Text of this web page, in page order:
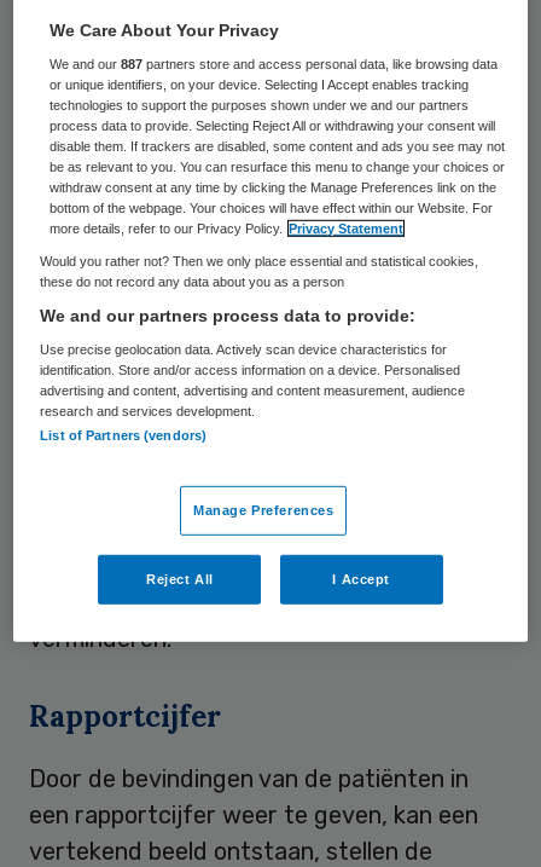
Verschillen
De onderzoekers wijzen er op dat de
beoordelingscriteria voor verschillende
patiëntengroepen een verschillend belang
hebben. Borstkankerpatiënten bijvoorbeeld
vinden vooral snelle hulp erg belangrijk. Bij
kanker moet immers snel worden
ingegrepen. Diabetespatiënten zijn
daarentegen vooral geïnteresseerd in een
goede regulatie van hun bloedsuikerspiegel.
begeleiding en informatie. Patiënten die een
heup- of knieoperatie krijgen, willen vooral
informatie over mogelijke risico’s en
complicaties. En hoe ze deze kunnen
verminderen.
Rapportcijfer
Door de bevindingen van de patiënten in
een rapportcijfer weer te geven, kan een
vertekend beeld ontstaan, stellen de
We Care About Your Privacy
We and our887 partners store and access personal data, like browsing data
or unique identifiers, on your device. Selecting I Accept enables tracking
technologies to support the purposes shown under we and our partners
process data to provide. Selecting Reject All or withdrawing your consent will
disable them. If trackers are disabled, some content and ads you see may not
be as relevant to you. You can resurface this menu to change your choices or
withdraw consent at any time by clicking the Manage Preferences link on the
bottom of the webpage. Your choices will have effect within our Website. For
more details, refer to our Privacy Policy.
Privacy Statement
Would you rather not? Then we only place essential and statistical cookies,
these do not record any data about you as a person
We and our partners process data to provide:
Use precise geolocation data. Actively scan device characteristics for
identification. Store and/or access information on a device. Personalised
advertising and content, advertising and content measurement, audience
research and services development.
List of Partners (vendors)
Manage Preferences
Reject All I Accept